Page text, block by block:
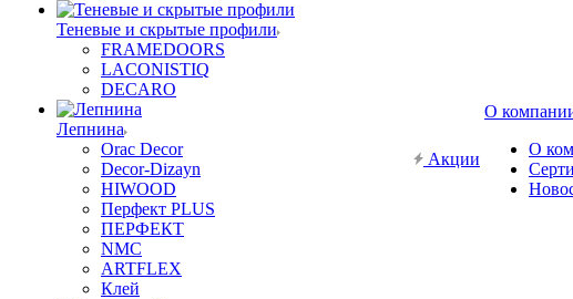
Теневые и скрытые профили
FRAMEDOORS
LACONISTIQ
DECARO
Лепнина
Orac Decor
Decor-Dizayn
HIWOOD
Перфект PLUS
ПЕРФЕКТ
NMC
ARTFLEX
Клей
Акции
О
О